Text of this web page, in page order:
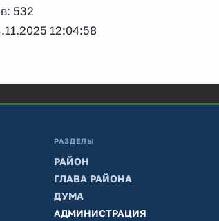
532
12:04:58
РАЗДЕЛЫ
РАЙОН
ГЛАВА РАЙОНА
ДУМА
АДМИНИСТРАЦИЯ